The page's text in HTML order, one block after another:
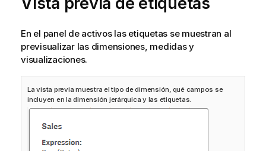
e
u
g
e
r
e
n
i
a
En el panel de activos las etiquetas se muestran al
previsualizar las dimensiones, medidas y
visualizaciones.
La vista previa muestra el tipo de dimensión, qué campos se
incluyen en la dimensión jerárquica y las etiquetas.